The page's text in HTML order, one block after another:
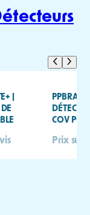
|
PPBRAE
COV
Prix sur